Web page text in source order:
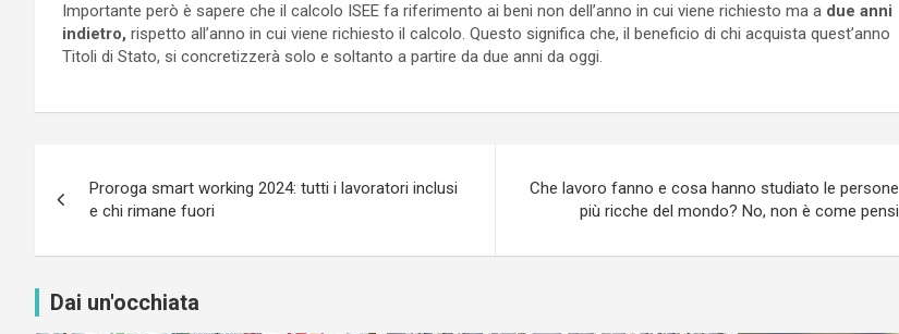
Importante però è sapere che il calcolo ISEE fa riferimento ai beni non dell’anno in cui viene richiesto ma a due anni
indietro, rispetto all’anno in cui viene richiesto il calcolo. Questo significa che, il beneficio di chi acquista quest’anno
Titoli di Stato, si concretizzerà solo e soltanto a partire da due anni da oggi.
articoli
Proroga smart working 2024: tutti i lavoratori inclusi
e chi rimane fuori
Che lavoro fanno e cosa hanno studiato le persone
più ricche del mondo? No, non è come pensi
Dai un'occhiata